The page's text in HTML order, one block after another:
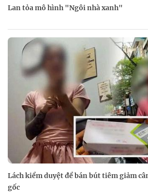
Lan tỏa mô hình "Ngôi nhà xanh"
Lách kiểm duyệt để bán bút tiêm giảm
gốc